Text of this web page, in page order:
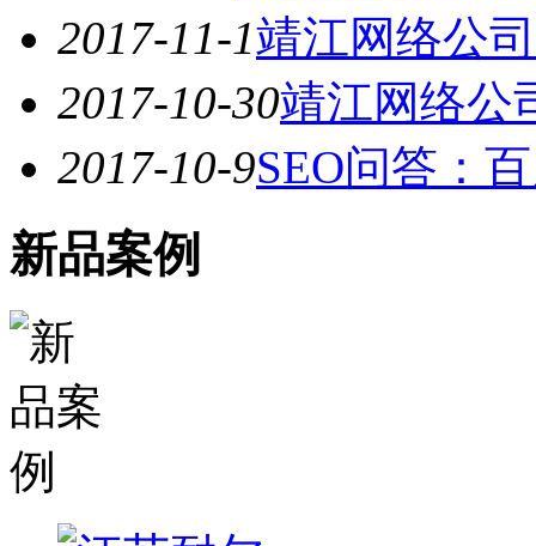
2017-11-1靖江网络公
2017-10-30靖江网络公
2017-10-9SEO问答：
新品案例